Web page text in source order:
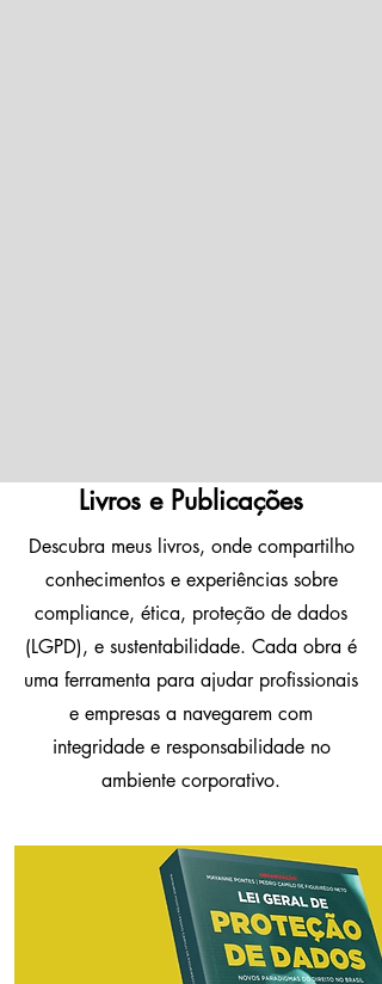
Livros e Publicações
Descubra meus livros, onde compartilho
conhecimentos e experiências sobre
compliance, ética, proteção de dados
(LGPD), e sustentabilidade. Cada obra é
uma ferramenta para ajudar profissionais
e empresas a navegarem com
integridade e responsabilidade no
ambiente corporativo.